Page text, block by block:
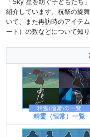
「Sky 星を紡ぐ子どもたち
紹介しています。祝祭の旋
いて、また再訪時のアイテ
ート）の数などについて知
精霊（恒常）一覧